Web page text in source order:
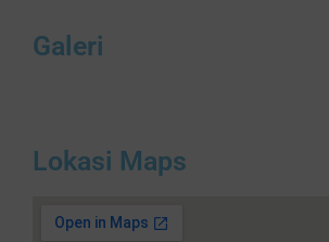
Galeri
Lokasi Maps